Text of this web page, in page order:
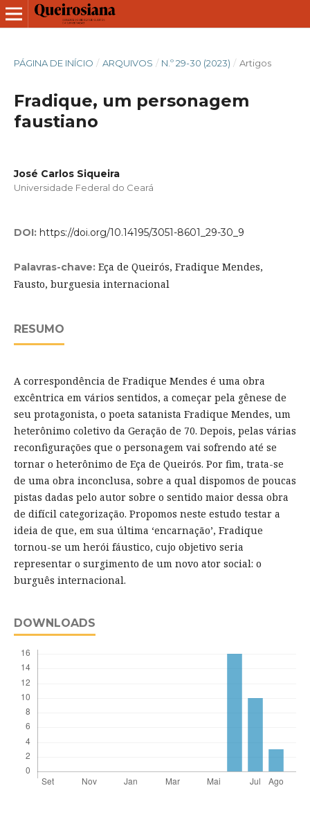
PÁGINA DE INÍCIO / ARQUIVOS / N.º 29-30 (2023) / Artigos
Fradique, um personagem
faustiano
José Carlos Siqueira
Universidade Federal do Ceará
DOI: https://doi.org/10.14195/3051-8601_29-30_9
Palavras-chave: Eça de Queirós, Fradique Mendes,
Fausto, burguesia internacional
RESUMO
A correspondência de Fradique Mendes é uma obra
excêntrica em vários sentidos, a começar pela gênese de
seu protagonista, o poeta satanista Fradique Mendes, um
heterônimo coletivo da Geração de 70. Depois, pelas várias
reconfigurações que o personagem vai sofrendo até se
tornar o heterônimo de Eça de Queirós. Por fim, trata-se
de uma obra inconclusa, sobre a qual dispomos de poucas
pistas dadas pelo autor sobre o sentido maior dessa obra
de difícil categorização. Propomos neste estudo testar a
ideia de que, em sua última ‘encarnação’, Fradique
tornou-se um herói fáustico, cujo objetivo seria
representar o surgimento de um novo ator social: o
burguês internacional.
DOWNLOADS